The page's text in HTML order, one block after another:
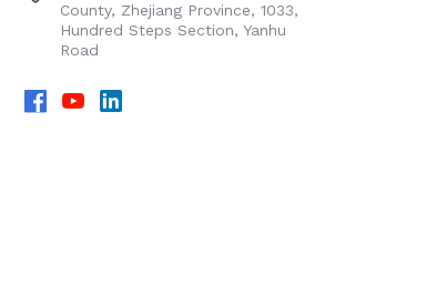
County, Zhejiang Province, 1033,
Hundred Steps Section, Yanhu
Road